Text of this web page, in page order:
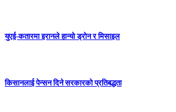
युएई-कतारमा इरानले हान्यो ड्रोन र मिसाइल
किसानलाई पेन्सन दिने सरकारको प्रतिबद्धता